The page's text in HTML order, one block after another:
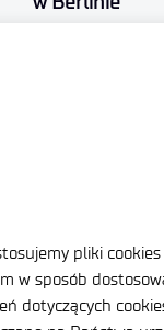
pliki
w sposób
dotyczących